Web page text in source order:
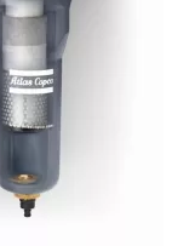
effektiv